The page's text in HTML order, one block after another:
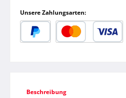
Unsere Zahlungsarten:
Beschreibung